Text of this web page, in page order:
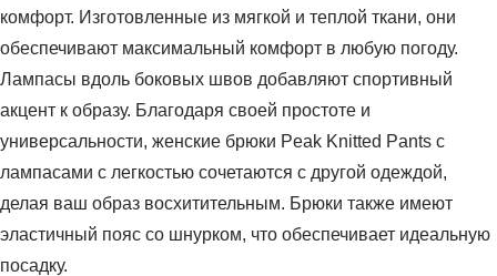
комфорт. Изготовленные из мягкой и теплой ткани, они
обеспечивают максимальный комфорт в любую погоду.
Лампасы вдоль боковых швов добавляют спортивный
акцент к образу. Благодаря своей простоте и
универсальности, женские брюки Peak Knitted Pants с
лампасами с легкостью сочетаются с другой одеждой,
делая ваш образ восхитительным. Брюки также имеют
эластичный пояс со шнурком, что обеспечивает идеальную
посадку.